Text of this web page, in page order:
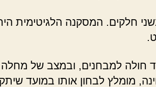
חלקים. המסקנה הלגיטימית
חולה למבחנים, ובמצב של
מומלץ לבחון אותו במועד